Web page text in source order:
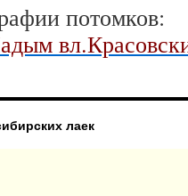
потомков:
лаек